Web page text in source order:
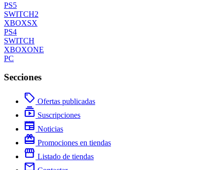
PS5
SWITCH2
XBOXSX
PS4
SWITCH
XBOXONE
PC
Secciones
local_offer Ofertas publicadas
subscriptions Suscripciones
newspaper Noticias
redeem Promociones en tiendas
storefront Listado de tiendas
mail